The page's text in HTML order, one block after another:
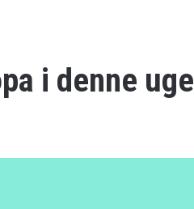
i denne uge